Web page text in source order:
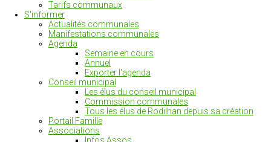
Tarifs communaux
S'informer
Actualités communales
Manifestations communales
Agenda
Semaine en cours
Annuel
Exporter l'agenda
Conseil municipal
Les élus du conseil municipal
Commission communales
Tous les élus de Rodilhan depuis sa création
Portail Famille
Associations